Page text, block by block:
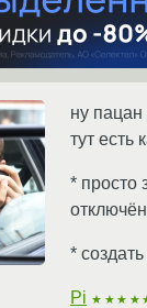
ну пацан
тут есть
* просто
*
Pi